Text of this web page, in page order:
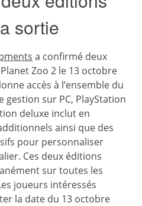
sortie
a confirmé deux
Zoo 2 le 13 octobre
accès à l’ensemble du
gestion sur PC, PlayStation
deluxe inclut en
ainsi que des
pour personnaliser
Ces deux éditions
sur toutes les
joueurs intéressés
la date du 13 octobre